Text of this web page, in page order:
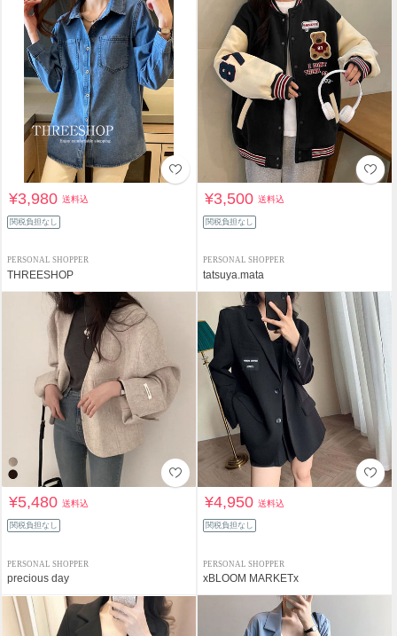
¥3,980送料込
関税負担なし
PERSONAL SHOPPER
THREESHOP
¥3,500送料込
関税負担なし
PERSONAL SHOPPER
tatsuya.mata
¥5,480送料込
関税負担なし
PERSONAL SHOPPER
precious day
¥4,950送料込
関税負担なし
PERSONAL SHOPPER
xBLOOM MARKETx